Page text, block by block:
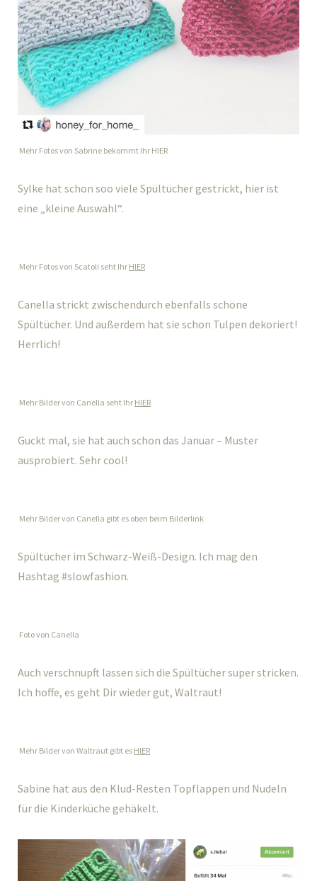
Mehr Fotos von Sabrine bekommt Ihr HIER
Sylke hat schon soo viele Spültücher gestrickt, hier ist
eine „kleine Auswahl“.
Mehr Fotos von Scatoli seht Ihr HIER
Canella strickt zwischendurch ebenfalls schöne
Spültücher. Und außerdem hat sie schon Tulpen dekoriert!
Herrlich!
Mehr Bilder von Canella seht Ihr HIER
Guckt mal, sie hat auch schon das Januar – Muster
ausprobiert. Sehr cool!
Mehr Bilder von Canella gibt es oben beim Bilderlink
Spültücher im Schwarz-Weiß-Design. Ich mag den
Hashtag #slowfashion.
Foto von Canella
Auch verschnupft lassen sich die Spültücher super stricken.
Ich hoffe, es geht Dir wieder gut, Waltraut!
Mehr Bilder von Waltraut gibt es HIER
Sabine hat aus den Klud-Resten Topflappen und Nudeln
für die Kinderküche gehäkelt.